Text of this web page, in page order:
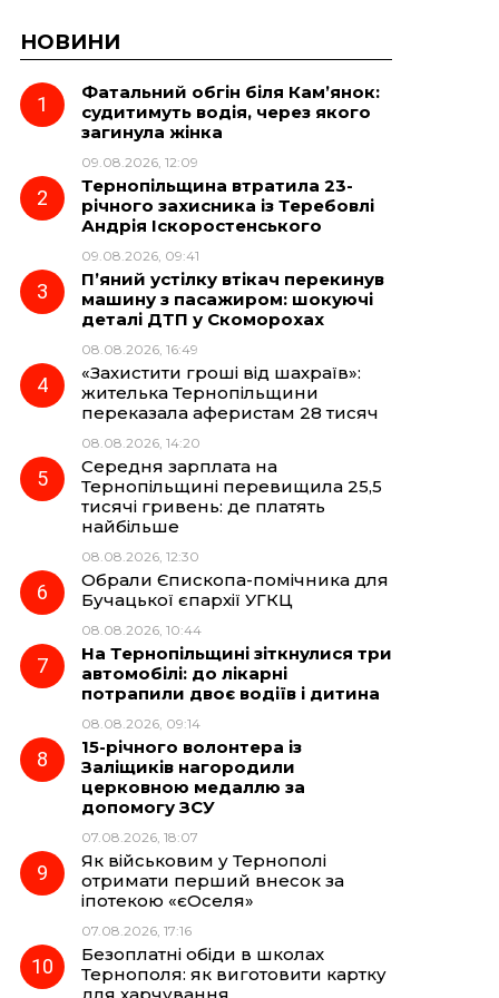
НОВИНИ
Фатальний обгін біля Кам’янок:
судитимуть водія, через якого
загинула жінка
09.08.2026, 12:09
Тернопільщина втратила 23-
річного захисника із Теребовлі
Андрія Іскоростенського
09.08.2026, 09:41
П’яний устілку втікач перекинув
машину з пасажиром: шокуючі
деталі ДТП у Скоморохах
08.08.2026, 16:49
«Захистити гроші від шахраїв»:
жителька Тернопільщини
переказала аферистам 28 тисяч
08.08.2026, 14:20
Середня зарплата на
Тернопільщині перевищила 25,5
тисячі гривень: де платять
найбільше
08.08.2026, 12:30
Обрали Єпископа-помічника для
Бучацької єпархії УГКЦ
08.08.2026, 10:44
На Тернопільщині зіткнулися три
автомобілі: до лікарні
потрапили двоє водіїв і дитина
08.08.2026, 09:14
15-річного волонтера із
Заліщиків нагородили
церковною медаллю за
допомогу ЗСУ
07.08.2026, 18:07
Як військовим у Тернополі
отримати перший внесок за
іпотекою «єОселя»
07.08.2026, 17:16
Безоплатні обіди в школах
Тернополя: як виготовити картку